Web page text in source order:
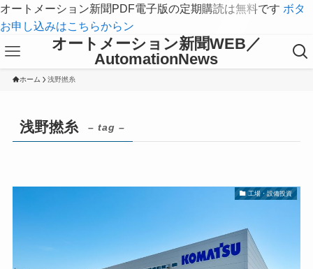
オートメーション新聞PDF電子版の定期購読は無料です ボタ
お申し込みはこちらからン
オートメーション新聞WEB／
AutomationNews
ホーム 浅野撚糸
浅野撚糸 – tag –
工場・設備投資